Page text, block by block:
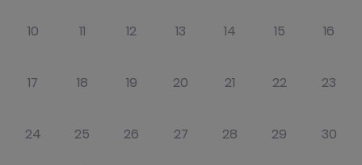
10 11 12 13 14 15 16
17 18 19 20 21 22 23
24 25 26 27 28 29 30